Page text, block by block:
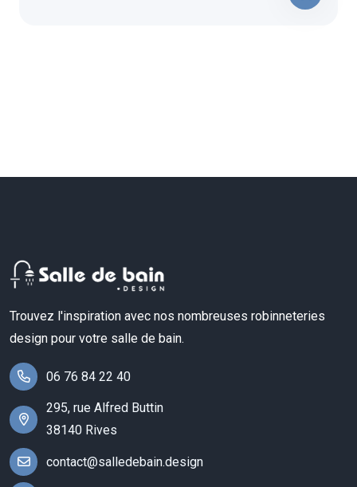
Trouvez l'inspiration avec nos nombreuses robinneteries
design pour votre salle de bain.
06 76 84 22 40
295, rue Alfred Buttin
38140 Rives
contact@salledebain.design